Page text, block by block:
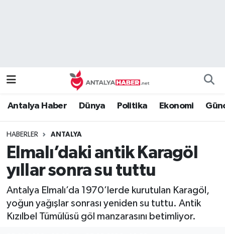
Antalya Haber Dünya Politika Ekonomi
HABERLER ANTALYA
Elmalı’daki antik Karagöl
yıllar sonra su tuttu
Antalya Elmalı’da 1970’lerde kurutulan Karagöl,
yoğun yağışlar sonrası yeniden su tuttu. Antik
Kızılbel Tümülüsü göl manzarasını betimliyor.
Genel
Güncel
Güvenlik
Namaz Vakitleri
Tüm Manşetler
Son Dakika Haberleri
Haber Arşivi